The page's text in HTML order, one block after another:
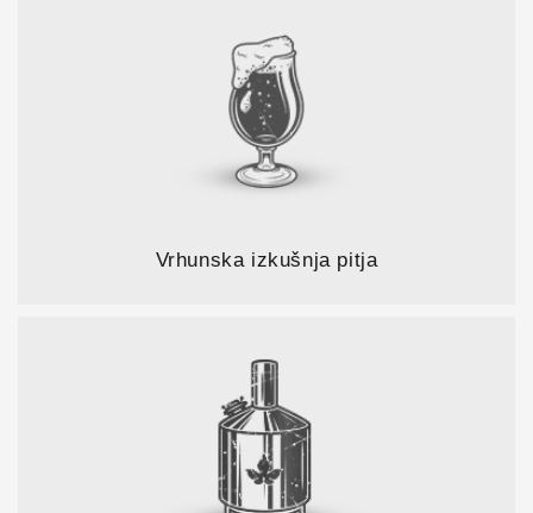
Vrhunska izkušnja pitja